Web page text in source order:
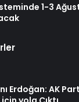
1-3
Erdoğan: AK